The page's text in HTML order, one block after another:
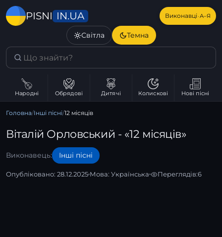
PISNI IN.UA Виконавці·А–Я
Світла Темна
Народні Обрядові Дитячі Колискові Нові пісні
Головна/Інші пісні/12 місяців
Віталій Орловський - «12 місяців»
Виконавець: Інші пісні
Опубліковано: 28.12.2025 Мова: Українська Переглядів:6